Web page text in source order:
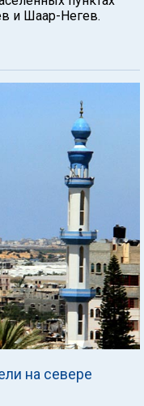
и Шаар-Негев.
на севере